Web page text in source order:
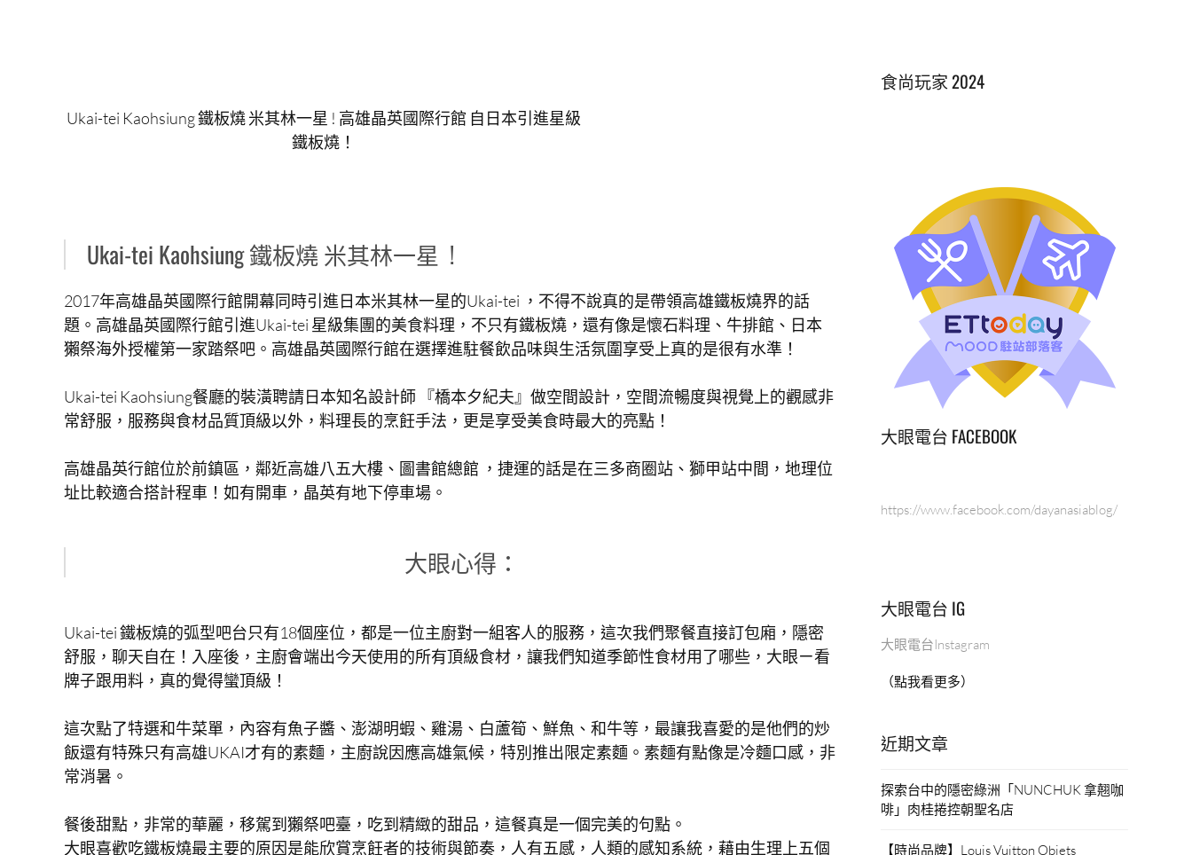
Ukai-tei Kaohsiung 鐵板燒 米其林一星 ! 高雄晶英國際行館 自日本引進星級
鐵板燒！
Ukai-tei Kaohsiung 鐵板燒 米其林一星 !
2017年高雄晶英國際行館開幕同時引進日本米其林一星的Ukai-tei ，不得不說真的是帶領高雄鐵板燒界的話
題。高雄晶英國際行館引進Ukai-tei 星級集團的美食料理，不只有鐵板燒，還有像是懷石料理、牛排館、日本
獺祭海外授權第一家踏祭吧。高雄晶英國際行館在選擇進駐餐飲品味與生活氛圍享受上真的是很有水準！
Ukai-tei Kaohsiung餐廳的裝潢聘請日本知名設計師 『橋本夕紀夫』做空間設計，空間流暢度與視覺上的觀感非
常舒服，服務與食材品質頂級以外，料理長的烹飪手法，更是享受美食時最大的亮點！
高雄晶英行館位於前鎮區，鄰近高雄八五大樓、圖書館總館 ，捷運的話是在三多商圈站、獅甲站中間，地理位
址比較適合搭計程車！如有開車，晶英有地下停車場。
大眼心得：
Ukai-tei 鐵板燒的弧型吧台只有18個座位，都是一位主廚對一組客人的服務，這次我們聚餐直接訂包廂，隱密
舒服，聊天自在！入座後，主廚會端出今天使用的所有頂級食材，讓我們知道季節性食材用了哪些，大眼ㄧ看
牌子跟用料，真的覺得蠻頂級！
這次點了特選和牛菜單，內容有魚子醬、澎湖明蝦、雞湯、白蘆筍、鮮魚、和牛等，最讓我喜愛的是他們的炒
飯還有特殊只有高雄UKAI才有的素麵，主廚說因應高雄氣候，特別推出限定素麵。素麵有點像是冷麵口感，非
常消暑。
餐後甜點，非常的華麗，移駕到獺祭吧臺，吃到精緻的甜品，這餐真是一個完美的句點。
大眼喜歡吃鐵板燒最主要的原因是能欣賞烹飪者的技術與節奏，人有五感，人類的感知系統，藉由生理上五個
食尚玩家 2024
大眼電台 FACEBOOK
https://www.facebook.com/dayanasiablog/
大眼電台 IG
大眼電台Instagram
（點我看更多）
近期文章
探索台中的隱密綠洲「NUNCHUK 拿翹咖
啡」肉桂捲控朝聖名店
【時尚品牌】Louis Vuitton Objets